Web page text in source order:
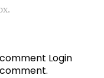
Login